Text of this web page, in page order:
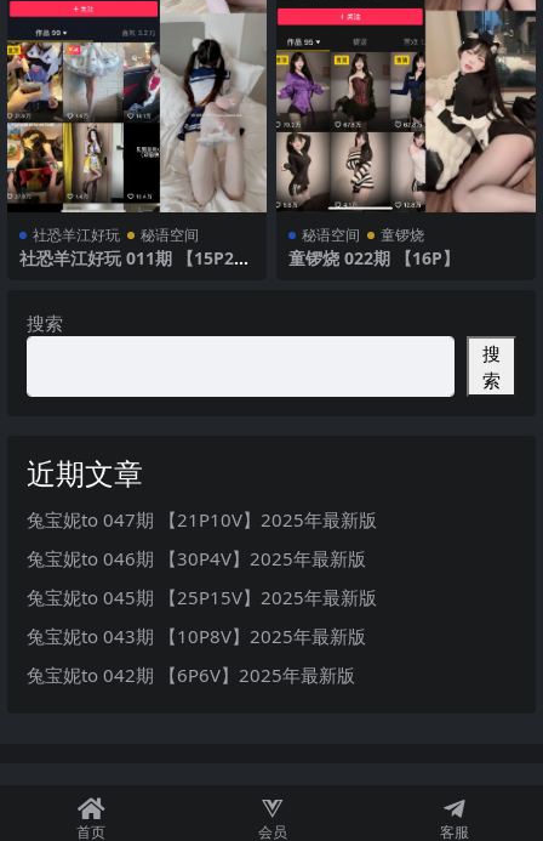
社恐羊江好玩 秘语空间
社恐羊江好玩 011期 【15P2
秘语空间 童锣烧
童锣烧 022期 【16P】
搜索
搜
索
近期文章
兔宝妮to 047期 【21P10V】2025年最新版
兔宝妮to 046期 【30P4V】2025年最新版
兔宝妮to 045期 【25P15V】2025年最新版
兔宝妮to 043期 【10P8V】2025年最新版
兔宝妮to 042期 【6P6V】2025年最新版
首页 会员 客服